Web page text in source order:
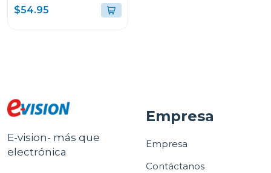
FILTRO DE ACERO
FPSTJE316W
$54.95
E-vision- más que
electrónica
Empresa
Empresa
Contáctanos